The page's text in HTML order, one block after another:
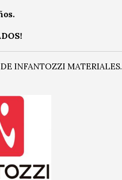
INFANTOZZI MATERIALES.